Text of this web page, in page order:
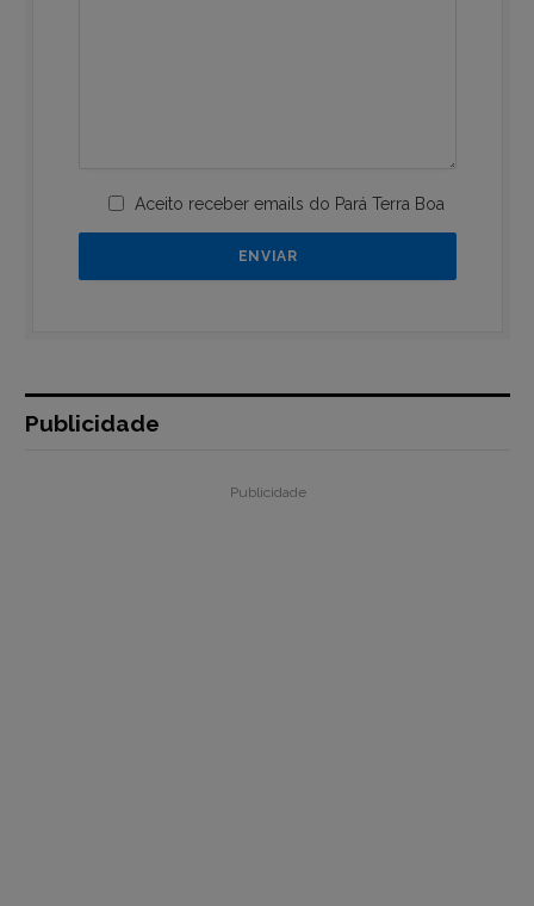
Aceito receber emails do Pará Terra Boa
Publicidade
Publicidade